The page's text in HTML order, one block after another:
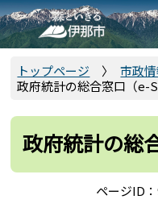
こ
の
ペ
で
トップページ 市政
政府統計の総合窓口（e-
政府統計の総
ページID